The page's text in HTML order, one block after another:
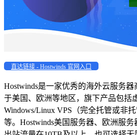
直达链接 - Hostwinds 官网入口
Hostwinds是一家优秀的海外云服务
于美国、欧洲等地区，旗下产品包括
Windows/Linux VPS（完全托管或非
等。Hostwinds美国服务器、欧洲服务